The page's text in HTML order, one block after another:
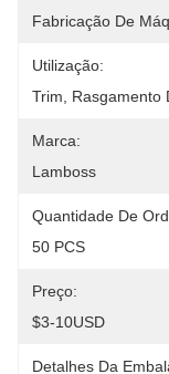
Fabricação De
Utilização:
Trim, Rasgamento
Marca:
Lamboss
Quantidade De
50 PCS
Preço:
$3-10USD
Detalhes Da